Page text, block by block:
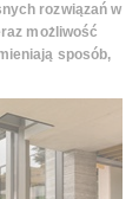
rozwiązań w
możliwość
sposób,